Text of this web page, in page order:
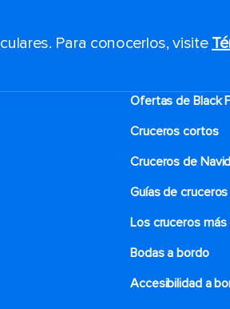
Para conocerlos, visite
Ofertas de Black
Cruceros cortos
Cruceros de
Guías de cruceros
Los cruceros
Bodas a bordo
Accesibilidad a